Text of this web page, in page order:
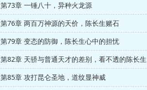
第73章 一锤八十，异种火龙源
第76章 两百万神源的天价，陈长生赌石
第79章 变态的防御，陈长生心中的担忧
第82章 天骄与普通天才的差别，看不透的陈长生
第85章 攻打昆仑圣地，道纹显神威